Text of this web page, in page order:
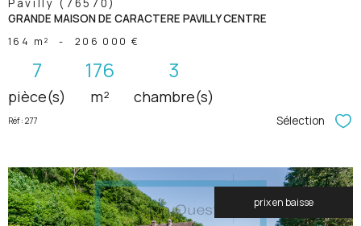
Pavilly (76570)
GRANDE MAISON DE CARACTERE PAVILLY CENTRE
164 m² - 206 000 €
7
pièce(s)
176
m²
3
chambre(s)
Réf : 277 Sélection
prix en baisse